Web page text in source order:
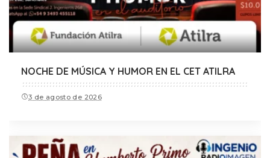
NOCHE DE MÚSICA Y HUMOR EN EL CET ATILRA
3 de agosto de 2026